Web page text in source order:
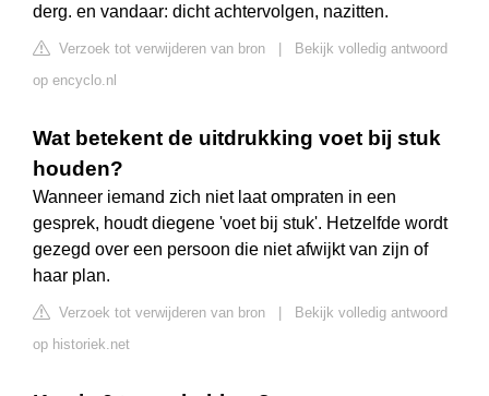
derg. en vandaar: dicht achtervolgen, nazitten.
Verzoek tot verwijderen van bron | Bekijk volledig antwoord
op encyclo.nl
Wat betekent de uitdrukking voet bij stuk
houden?
Wanneer iemand zich niet laat ompraten in een
gesprek, houdt diegene 'voet bij stuk'. Hetzelfde wordt
gezegd over een persoon die niet afwijkt van zijn of
haar plan.
Verzoek tot verwijderen van bron | Bekijk volledig antwoord
op historiek.net